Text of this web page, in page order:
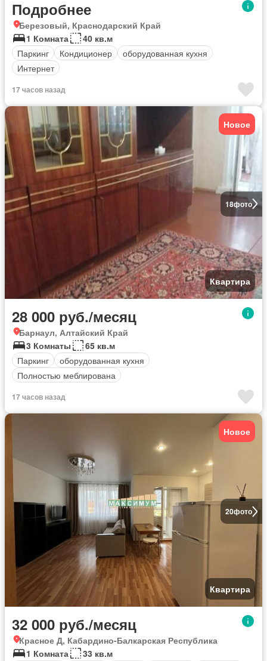
Подробнее
Березовый, Краснодарский Край
1 Комната
40 кв.м
Паркинг
Кондиционер
оборудованная кухня
Интернет
17 часов назад
18фото
Новое
Квартира
28 000 руб./месяц
Барнаул, Алтайский Край
3 Комнаты
65 кв.м
Паркинг
оборудованная кухня
Полностью меблирована
17 часов назад
20фото
Новое
Квартира
32 000 руб./месяц
Красное Д, Кабардино-Балкарская Республика
1 Комната
33 кв.м